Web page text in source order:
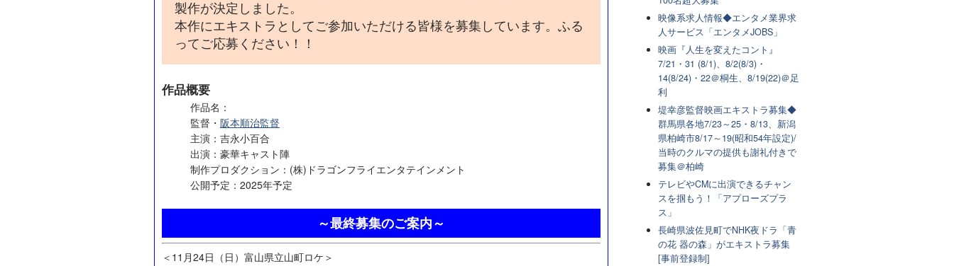
製作が決定しました。
本作にエキストラとしてご参加いただける皆様を募集しています。ふる
ってご応募ください！！
作品概要
作品名：
監督・ 阪本順治監督
主演：吉永小百合
出演：豪華キャスト陣
制作プロダクション：(株)ドラゴンフライエンタテインメント
公開予定：2025年予定
～最終募集のご案内～
＜11月24日（日）富山県立山町ロケ＞
映像系求人情報◆エンタメ業界求
人サービス「エンタメJOBS」
映画『人生を変えたコント』
7/21・31 (8/1)、8/2(8/3)・
14(8/24)・22＠桐生、8/19(22)＠足
利
堤幸彦監督映画エキストラ募集◆
群馬県各地7/23～25・8/13、新潟
県柏崎市8/17～19(昭和54年設定)/
当時のクルマの提供も謝礼付きで
募集＠柏崎
テレビやCMに出演できるチャン
スを掴もう！「アプローズプラ
ス」
長崎県波佐見町でNHK夜ドラ「青
の花 器の森」がエキストラ募集
[事前登録制]